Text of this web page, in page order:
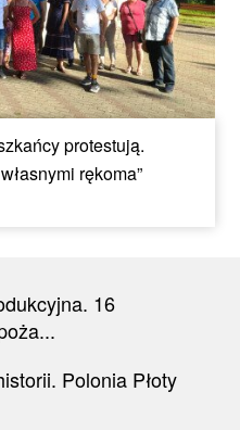
protestują.
rękoma”
16
Polonia Płoty